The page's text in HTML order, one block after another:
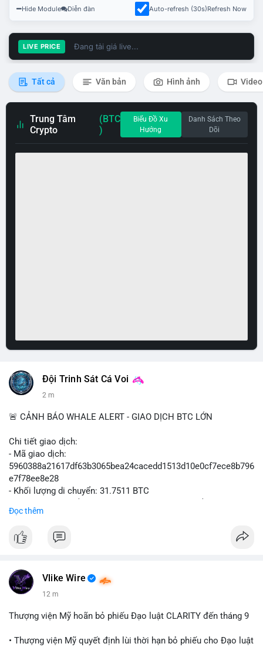
Hide Module Diễn đàn Auto-refresh (30s)Refresh Now
LIVE PRICE Đang tải giá live...
Tất cả Văn bản Hình ảnh Video
Trung Tâm
Crypto
(BTC
)
Biểu Đồ Xu
Hướng
Danh Sách Theo
Dõi
Đội Trinh Sát Cá Voi
2 m
🚨 CẢNH BÁO WHALE ALERT - GIAO DỊCH BTC LỚN
Chi tiết giao dịch:
- Mã giao dịch:
5960388a21617df63b3065bea24cacedd1513d10e0cf7ece8b796
e7f78ee8e28
- Khối lượng di chuyển: 31.7511 BTC
USD)
Đọc thêm
Vlike Wire
12 m
Thượng viện Mỹ hoãn bỏ phiếu Đạo luật CLARITY đến tháng 9
• Thượng viện Mỹ quyết định lùi thời hạn bỏ phiếu cho Đạo luật